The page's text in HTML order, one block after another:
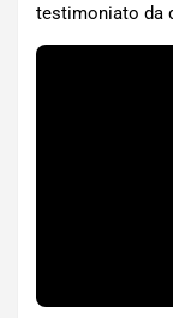
testimoniato da